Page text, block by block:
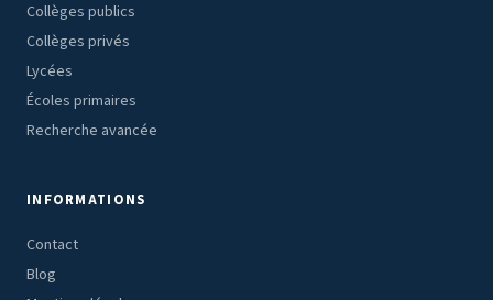
Collèges publics
Collèges privés
Lycées
Écoles primaires
Recherche avancée
INFORMATIONS
Contact
Blog